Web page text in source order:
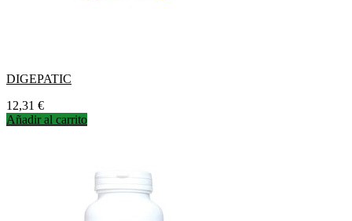
DIGEPATIC
Precio
12,31 €
Añadir al carrito